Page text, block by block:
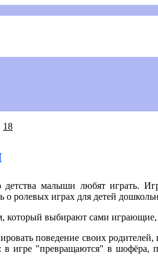
18
детства малыши любят играть.
ролевых играх для детей
выбирают сами
поведение своих родителей,
в игре "превращаются" в шофёра,